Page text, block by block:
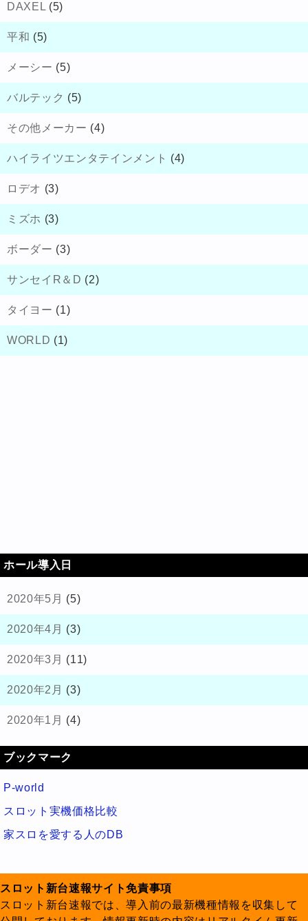
DAXEL (5)
平和 (5)
メーシー (5)
バルテック (5)
その他メーカー (4)
ハイライツエンタテインメント (4)
ロデオ (3)
ミズホ (3)
ボーダー (3)
サンセイR＆D (2)
タイヨー (1)
WORLD (1)
ホール導入日
2020年5月 (5)
2020年4月 (3)
2020年3月 (11)
2020年2月 (3)
2020年1月 (4)
ブックマーク
P-world
スロット実機価格比較
家スロを愛する人のDB
スロット新台速報サイト免責事項
スロット新台速報では、導入前の最新機種情報を収集して